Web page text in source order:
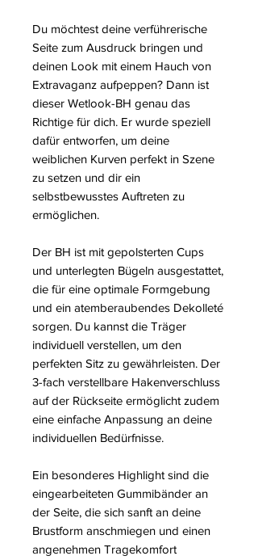
Du möchtest deine verführerische
Seite zum Ausdruck bringen und
deinen Look mit einem Hauch von
Extravaganz aufpeppen? Dann ist
dieser Wetlook-BH genau das
Richtige für dich. Er wurde speziell
dafür entworfen, um deine
weiblichen Kurven perfekt in Szene
zu setzen und dir ein
selbstbewusstes Auftreten zu
ermöglichen.
Der BH ist mit gepolsterten Cups
und unterlegten Bügeln ausgestattet,
die für eine optimale Formgebung
und ein atemberaubendes Dekolleté
sorgen. Du kannst die Träger
individuell verstellen, um den
perfekten Sitz zu gewährleisten. Der
3-fach verstellbare Hakenverschluss
auf der Rückseite ermöglicht zudem
eine einfache Anpassung an deine
individuellen Bedürfnisse.
Ein besonderes Highlight sind die
eingearbeiteten Gummibänder an
der Seite, die sich sanft an deine
Brustform anschmiegen und einen
angenehmen Tragekomfort